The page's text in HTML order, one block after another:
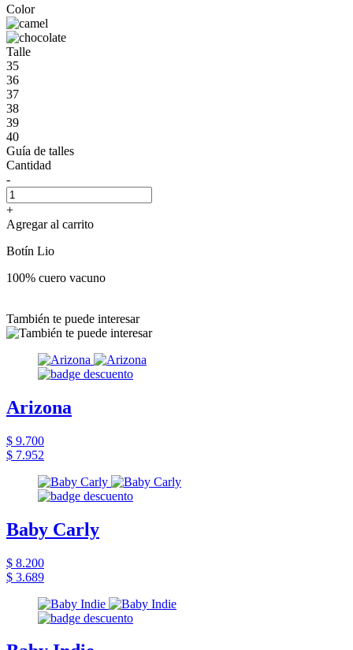
Color
Talle
35
36
37
38
39
40
Guía de talles
Cantidad
-
+
Agregar al carrito
Botín Lio
100% cuero vacuno
También te puede interesar
Arizona
$ 9.700
$ 7.952
Baby Carly
$ 8.200
$ 3.689